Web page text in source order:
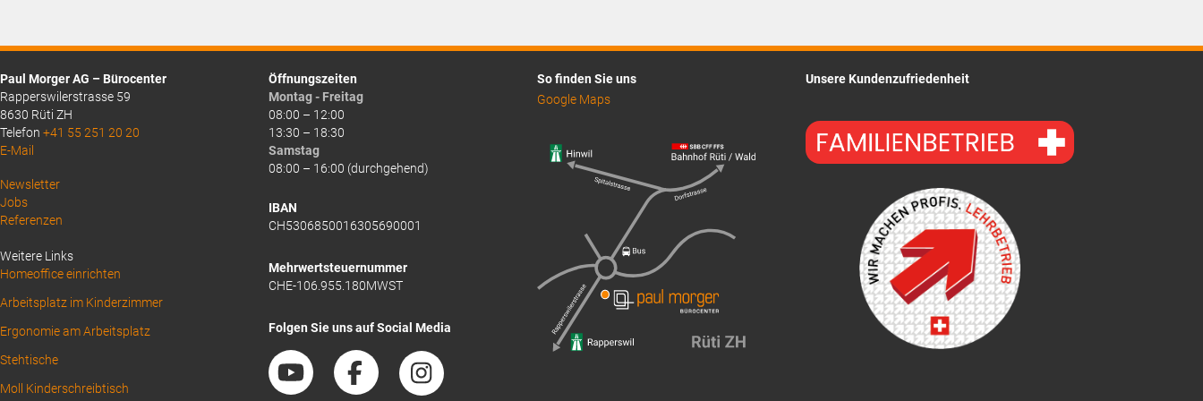
Paul Morger AG – Bürocenter
Rapperswilerstrasse 59
8630 Rüti ZH
Telefon +41 55 251 20 20
E-Mail
Above
Footer
Newsletter
Jobs
Referenzen
Weitere Links
Homeoffice einrichten
Arbeitsplatz im Kinderzimmer
Ergonomie am Arbeitsplatz
Stehtische
Moll Kinderschreibtisch
Öffnungszeiten
Montag - Freitag
08:00 – 12:00
13:30 – 18:30
Samstag
08:00 – 16:00 (durchgehend)
IBAN
CH5306850016305690001
Mehrwertsteuernummer
CHE-106.955.180MWST
Folgen Sie uns auf Social Media
So finden Sie uns
Google Maps
Unsere Kundenzufriedenheit